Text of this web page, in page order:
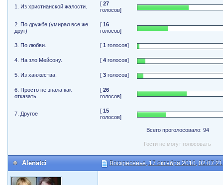
1. Из христианской жалости. [27
голосов]
2. По дружбе (умирал все же
друг)
[16
голосов]
3. По любви. [1 голосов]
4. На зло Мейсону. [4 голосов]
5. Из ханжества. [3 голосов]
6. Просто не знала как
отказать.
[26
голосов]
7. Другое [15
голосов]
Всего проголосовало: 94
Гости не могут голосовать
Alenatci Воскресенье, 17 октября 2010, 02:07:21